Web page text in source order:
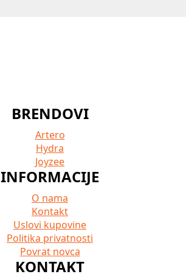
BRENDOVI
Artero
Hydra
Joyzee
INFORMACIJE
O nama
Kontakt
Uslovi kupovine
Politika privatnosti
Povrat novca
KONTAKT